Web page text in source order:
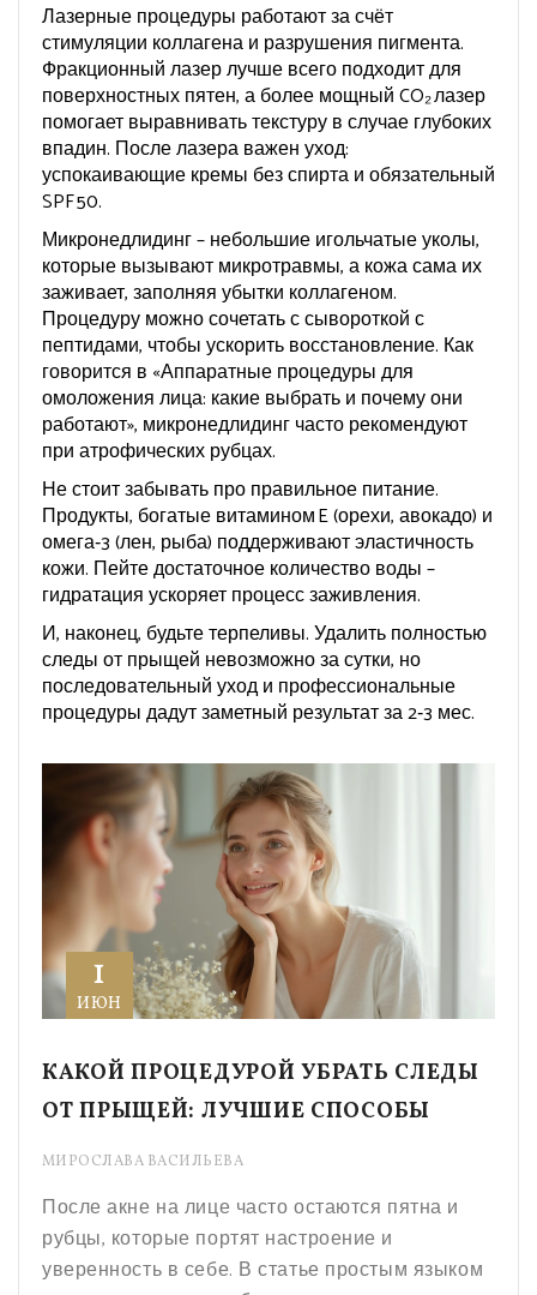
Лазерные процедуры работают за счёт
стимуляции коллагена и разрушения пигмента.
Фракционный лазер лучше всего подходит для
поверхностных пятен, а более мощный CO₂ лазер
помогает выравнивать текстуру в случае глубоких
впадин. После лазера важен уход:
успокаивающие кремы без спирта и обязательный
SPF 50.
Микронедлидинг – небольшие игольчатые уколы,
которые вызывают микротравмы, а кожа сама их
заживает, заполняя убытки коллагеном.
Процедуру можно сочетать с сывороткой с
пептидами, чтобы ускорить восстановление. Как
говорится в «Аппаратные процедуры для
омоложения лица: какие выбрать и почему они
работают», микронедлидинг часто рекомендуют
при атрофических рубцах.
Не стоит забывать про правильное питание.
Продукты, богатые витамином E (орехи, авокадо) и
омега‑3 (лен, рыба) поддерживают эластичность
кожи. Пейте достаточное количество воды –
гидратация ускоряет процесс заживления.
И, наконец, будьте терпеливы. Удалить полностью
следы от прыщей невозможно за сутки, но
последовательный уход и профессиональные
процедуры дадут заметный результат за 2‑3 мес.
1
ИЮН
КАКОЙ ПРОЦЕДУРОЙ УБРАТЬ СЛЕДЫ
ОТ ПРЫЩЕЙ: ЛУЧШИЕ СПОСОБЫ
МИРОСЛАВА ВАСИЛЬЕВА
После акне на лице часто остаются пятна и
рубцы, которые портят настроение и
уверенность в себе. В статье простым языком